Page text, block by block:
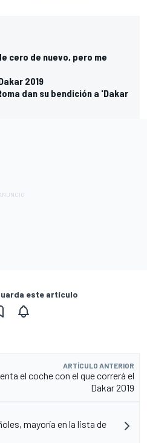
cero de nuevo, pero me
2019
dan su bendición a 'Dakar
este artículo
ARTÍCULO ANTERIOR
el coche con el que correrá el
Dakar 2019
mayoría en la lista de